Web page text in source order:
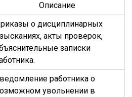
Описание
о дисциплинарных
акты проверок,
записки
работника о
увольнении в